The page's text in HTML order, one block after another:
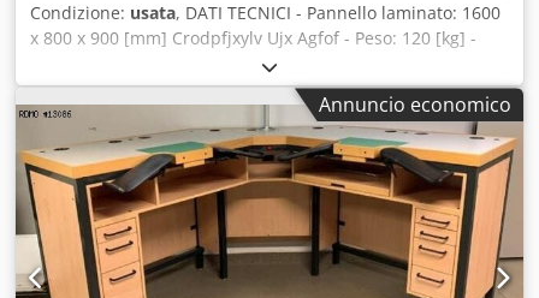
Condizione: usata, DATI TECNICI - Pannello laminato: 1600
x 800 x 900 [mm] Crodpfjxylv Ujx Agfof - Peso: 120 [kg] -
Quantità: 10 - Prezzo unitario: 600 €
Annuncio economico